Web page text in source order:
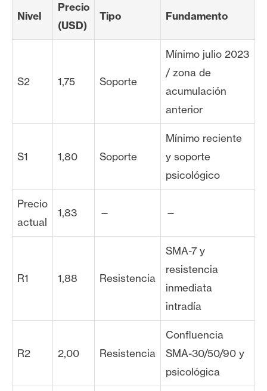
Nivel
Precio
(USD)
Tipo Fundamento
S2 1,75 Soporte
Mínimo julio 2023
/ zona de
acumulación
anterior
S1 1,80 Soporte
Mínimo reciente
y soporte
psicológico
Precio
actual
1,83 — —
R1 1,88 Resistencia
SMA-7 y
resistencia
inmediata
intradía
R2 2,00 Resistencia
Confluencia
SMA-30/50/90 y
psicológica